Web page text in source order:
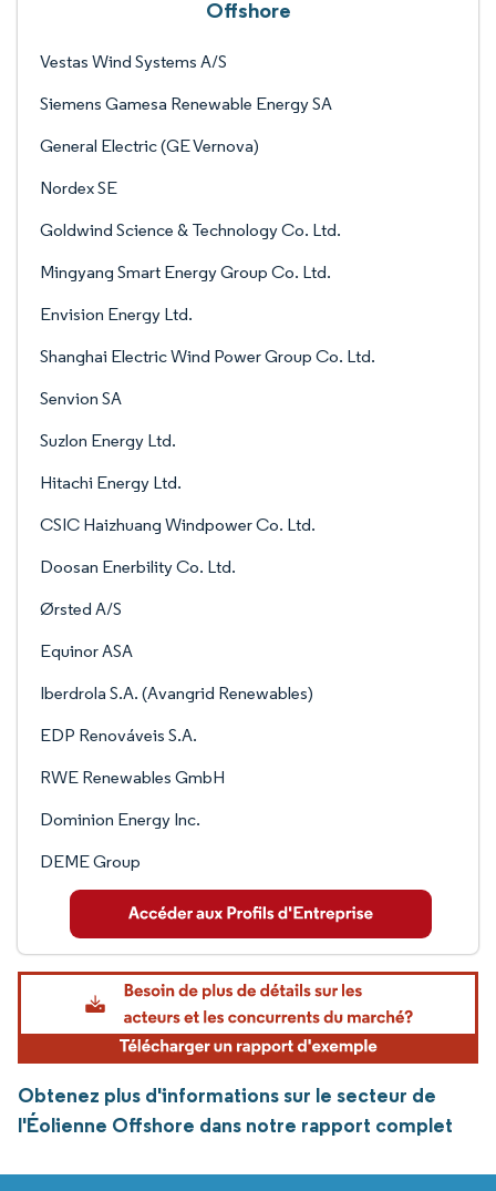
Offshore
Vestas Wind Systems A/S
Siemens Gamesa Renewable Energy SA
General Electric (GE Vernova)
Nordex SE
Goldwind Science & Technology Co. Ltd.
Mingyang Smart Energy Group Co. Ltd.
Envision Energy Ltd.
Shanghai Electric Wind Power Group Co. Ltd.
Senvion SA
Suzlon Energy Ltd.
Hitachi Energy Ltd.
CSIC Haizhuang Windpower Co. Ltd.
Doosan Enerbility Co. Ltd.
Ørsted A/S
Equinor ASA
Iberdrola S.A. (Avangrid Renewables)
EDP Renováveis S.A.
RWE Renewables GmbH
Dominion Energy Inc.
DEME Group
Obtenez plus d'informations sur le secteur de
l'Éolienne Offshore dans notre rapport complet